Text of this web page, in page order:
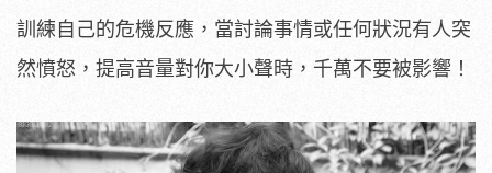
訓練自己的危機反應，當討論事情或任何狀況有人突
然憤怒，提高音量對你大小聲時，千萬不要被影響！